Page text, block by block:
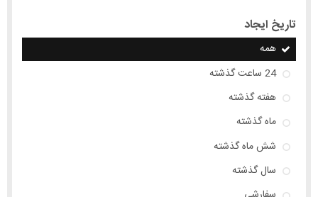
تاریخ ایجاد
همه
24 ساعت گذشته
هفته گذشته
ماه گذشته
شش ماه گذشته
سال گذشته